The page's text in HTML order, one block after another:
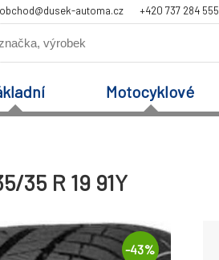
obchod@dusek-automa.cz +420 737 284 555
Motocyklové
35 R 19 91Y
-43%